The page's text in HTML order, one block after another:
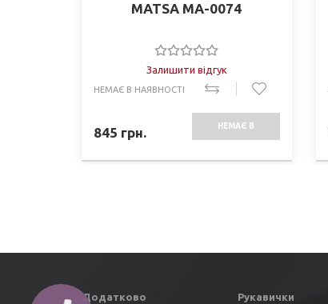
MATSA MA-0074
Залишити відгук
НЕМАЄ В НАЯВНОСТІ
845 грн. НЕМАЄ В
Додатково Рукавички